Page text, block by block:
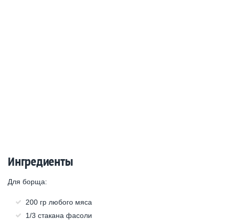
Ингредиенты
Для борща:
200 гр любого мяса
1/3 стакана фасоли